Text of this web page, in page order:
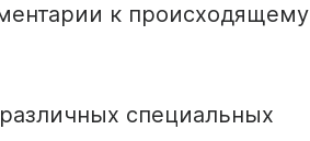
к происходящему
специальных